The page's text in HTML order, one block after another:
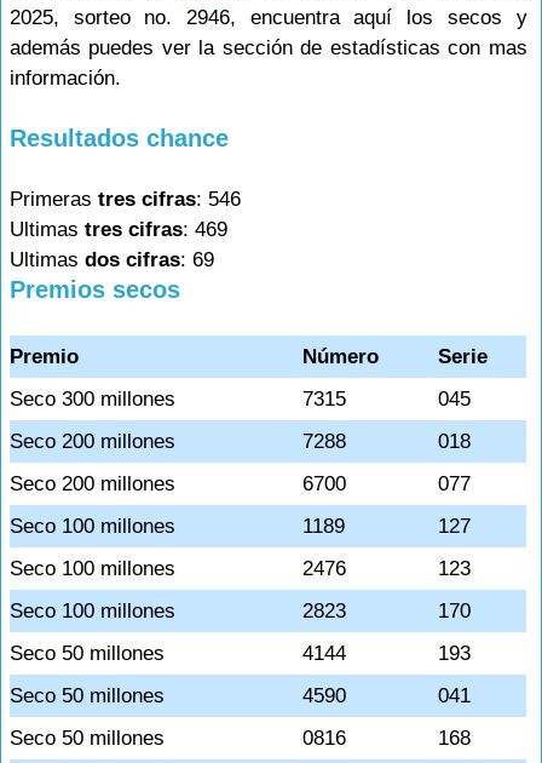
2025, sorteo no. 2946, encuentra aquí los secos y
además puedes ver la sección de estadísticas con mas
información.
Resultados chance
Primeras tres cifras: 546
Ultimas tres cifras: 469
Ultimas dos cifras: 69
Premios secos
Premio Número
Serie
Seco 300 millones
7315
045
Seco 200 millones
7288
018
Seco 200 millones
6700
077
Seco 100 millones
1189
127
Seco 100 millones
2476
123
Seco 100 millones
2823
170
Seco 50 millones
4144
193
Seco 50 millones
4590
041
Seco 50 millones
0816
168